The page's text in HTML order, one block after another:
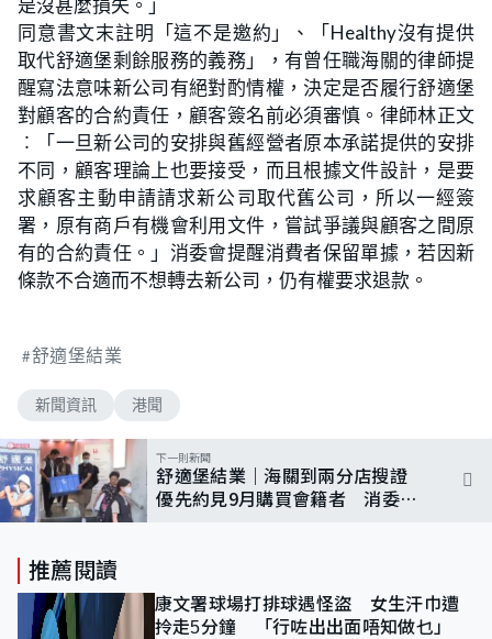
是沒甚麼損失。」
同意書文末註明「這不是邀約」、「Healthy沒有提供
取代舒適堡剩餘服務的義務」，有曾任職海關的律師提
醒寫法意味新公司有絕對酌情權，決定是否履行舒適堡
對顧客的合約責任，顧客簽名前必須審慎。律師林正文
︰「一旦新公司的安排與舊經營者原本承諾提供的安排
不同，顧客理論上也要接受，而且根據文件設計，是要
求顧客主動申請請求新公司取代舊公司，所以一經簽
署，原有商戶有機會利用文件，嘗試爭議與顧客之間原
有的合約責任。」消委會提醒消費者保留單據，若因新
條款不合適而不想轉去新公司，仍有權要求退款。
舒適堡結業
新聞資訊 港聞
下一則新聞
舒適堡結業｜海關到兩分店搜證
優先約見9月購買會籍者 消委
推薦閱讀
康文署球場打排球遇怪盜 女生汗巾遭
拎走5分鐘 「行咗出出面唔知做乜」